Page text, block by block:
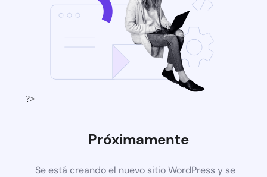
?>
Próximamente
Se está creando el nuevo sitio WordPress y se